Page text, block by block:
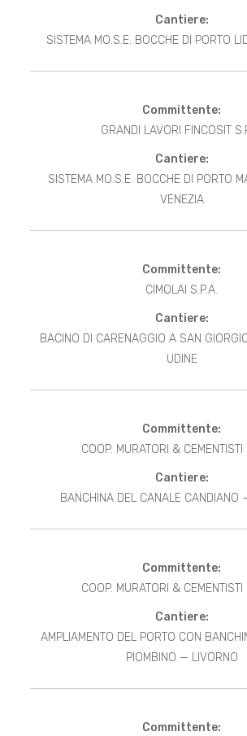
Cantiere:
SISTEMA MO.S.E. BOCCHE DI PORTO
Committente:
GRANDI LAVORI FINCOSIT
Cantiere:
SISTEMA MO.S.E. BOCCHE DI PORTO
VENEZIA
Committente:
CIMOLAI S.P.A.
Cantiere:
BACINO DI CARENAGGIO A SAN
UDINE
Committente:
COOP. MURATORI &
Cantiere:
BANCHINA DEL CANALE CANDIANO
Committente:
COOP. MURATORI &
Cantiere:
AMPLIAMENTO DEL PORTO CON
PIOMBINO — LIVORNO
Committente: